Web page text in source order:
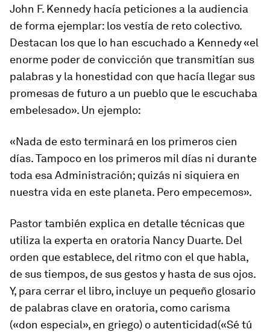
John F. Kennedy hacía peticiones a la audiencia
de forma ejemplar: los vestía de reto colectivo.
Destacan los que lo han escuchado a Kennedy «el
enorme poder de convicción que transmitían sus
palabras y la honestidad con que hacía llegar sus
promesas de futuro a un pueblo que le escuchaba
embelesado». Un ejemplo:
«Nada de esto terminará en los primeros cien
días. Tampoco en los primeros mil días ni durante
toda esa Administración; quizás ni siquiera en
nuestra vida en este planeta. Pero empecemos».
Pastor también explica en detalle técnicas que
utiliza la experta en oratoria Nancy Duarte. Del
orden que establece, del ritmo con el que habla,
de sus tiempos, de sus gestos y hasta de sus ojos.
Y, para cerrar el libro, incluye un pequeño glosario
de palabras clave en oratoria, como carisma
(«don especial», en griego) o autenticidad(«Sé tú